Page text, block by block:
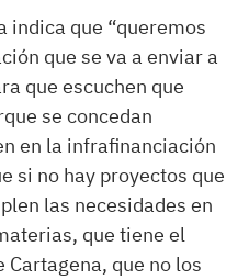
indica que “queremos
que se va a enviar a
que escuchen que
se concedan
en la infrafinanciación
si no hay proyectos que
las necesidades en
que tiene el
que no los